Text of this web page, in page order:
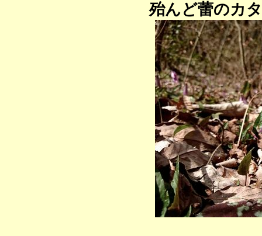
殆んど蕾のカ